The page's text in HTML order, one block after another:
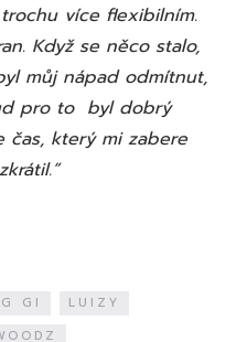
více flexibilním.
Když se něco stalo,
můj nápad odmítnut,
pro to byl dobrý
čas, který mi zabere
GI
LUIZY